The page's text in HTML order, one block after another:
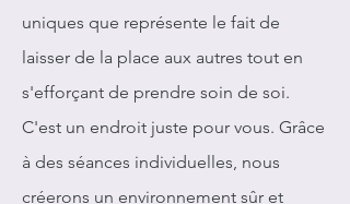
uniques que représente le fait de
laisser de la place aux autres tout en
s'efforçant de prendre soin de soi.
C'est un endroit juste pour vous. Grâce
à des séances individuelles, nous
créerons un environnement sûr et